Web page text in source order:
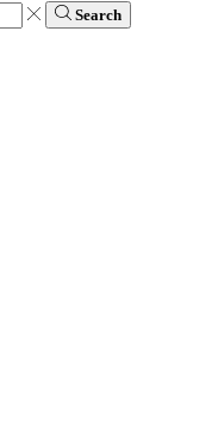
Search